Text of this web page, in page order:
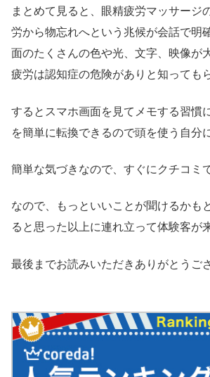
まとめて見ると、眼精疲労マッサージ
労から物忘れへという兆候が会話で明
面のたくさんの色や光、文字、映像が
疲労は認知症の危険がありと知っても
するとスマホ画面を見てメモする習慣
を簡単に転換できるので頭を使う自分
簡単な気づきなので、すぐにクチコミ
なので、もっといいことが聞けるかも
ると思った以上に連れ立って体験客が
最後までお読みいただきありがとうご